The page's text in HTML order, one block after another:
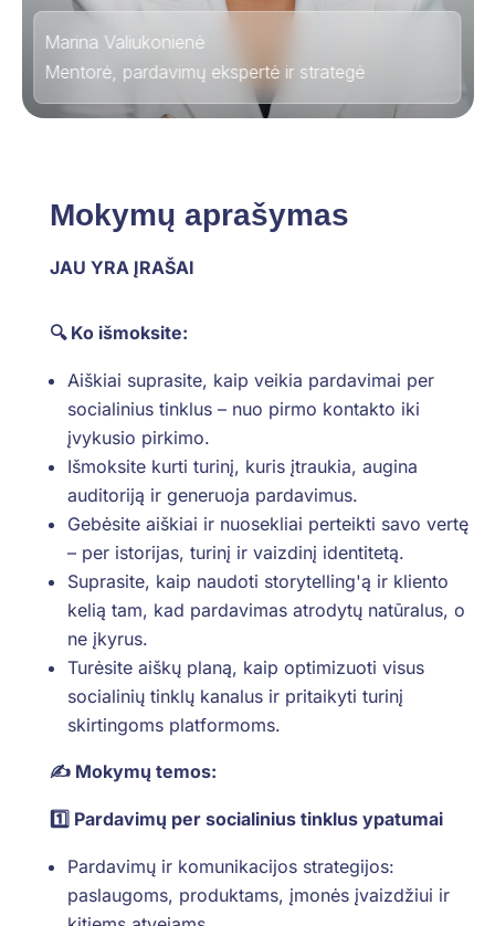
Marina Valiukonienė
Mentorė, pardavimų ekspertė ir strategė
Mokymų aprašymas
JAU YRA ĮRAŠAI
🔍 Ko išmoksite:
Aiškiai suprasite, kaip veikia pardavimai per
socialinius tinklus – nuo pirmo kontakto iki
įvykusio pirkimo.
Išmoksite kurti turinį, kuris įtraukia, augina
auditoriją ir generuoja pardavimus.
Gebėsite aiškiai ir nuosekliai perteikti savo vertę
– per istorijas, turinį ir vaizdinį identitetą.
Suprasite, kaip naudoti storytelling'ą ir kliento
kelią tam, kad pardavimas atrodytų natūralus, o
ne įkyrus.
Turėsite aiškų planą, kaip optimizuoti visus
socialinių tinklų kanalus ir pritaikyti turinį
skirtingoms platformoms.
✍️ Mokymų temos:
1️⃣ Pardavimų per socialinius tinklus ypatumai
Pardavimų ir komunikacijos strategijos:
paslaugoms, produktams, įmonės įvaizdžiui ir